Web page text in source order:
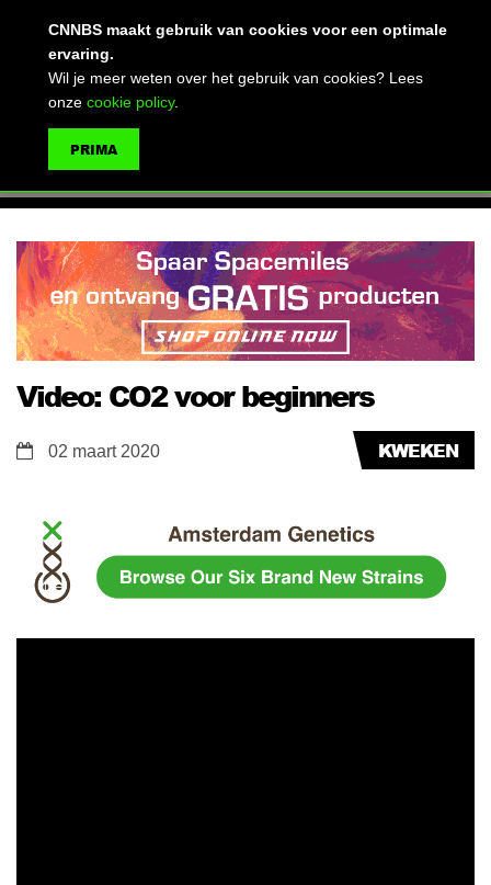
Video: CO2 voor beginners
KWEKEN
02 maart 2020
CNNBS maakt gebruik van cookies voor een optimale
ervaring.
Wil je meer weten over het gebruik van cookies? Lees
onze cookie policy.
PRIMA